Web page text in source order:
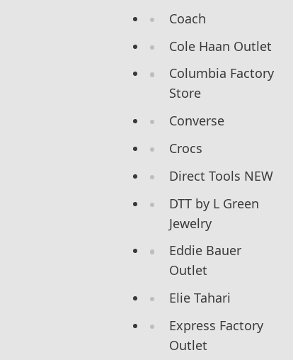
Coach
Cole Haan Outlet
Columbia Factory
Store
Converse
Crocs
Direct Tools NEW
DTT by L Green
Jewelry
Eddie Bauer
Outlet
Elie Tahari
Express Factory
Outlet